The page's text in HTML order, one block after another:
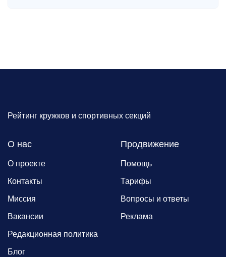
Рейтинг кружков и спортивных секций
О нас
О проекте
Контакты
Миссия
Вакансии
Редакционная политика
Блог
Продвижение
Помощь
Тарифы
Вопросы и ответы
Реклама